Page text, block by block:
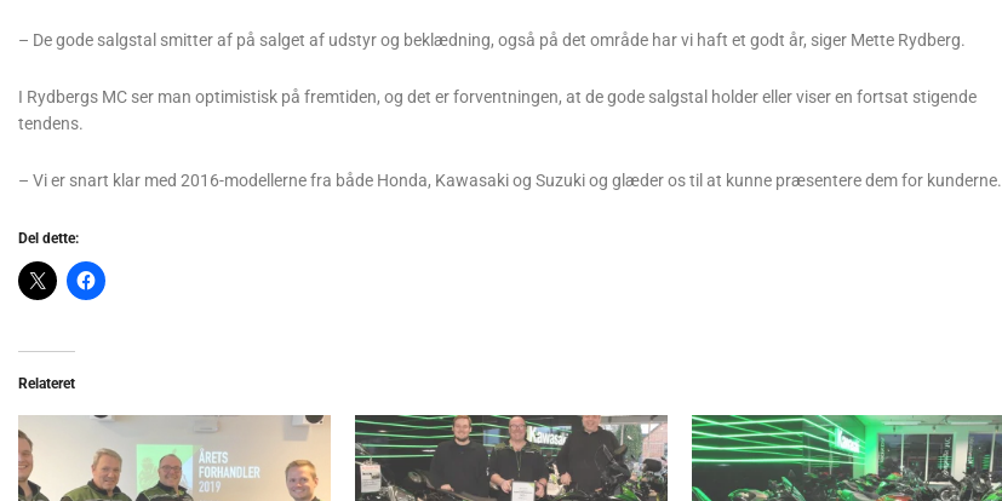
– De gode salgstal smitter af på salget af udstyr og beklædning, også på det område har vi haft et godt år, siger Mette Rydberg.
I Rydbergs MC ser man optimistisk på fremtiden, og det er forventningen, at de gode salgstal holder eller viser en fortsat stigende
tendens.
– Vi er snart klar med 2016-modellerne fra både Honda, Kawasaki og Suzuki og glæder os til at kunne præsentere dem for kunderne.
Del dette:
Relateret